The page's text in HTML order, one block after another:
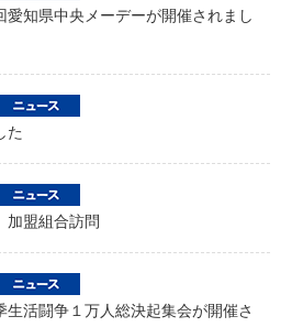
知県中央メーデーが開催されまし
た
盟組合訪問
活闘争１万人総決起集会が開催さ